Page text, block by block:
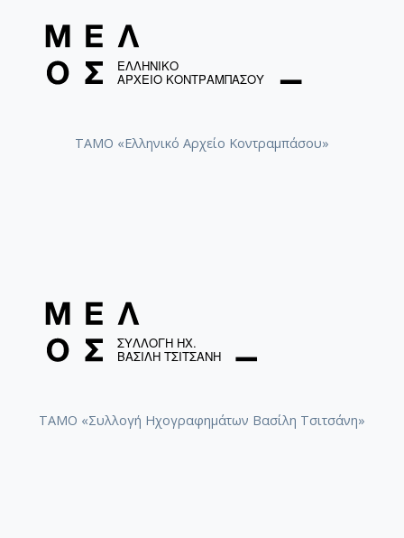
ΤΑΜΟ «Ελληνικό Αρχείο Κοντραμπάσου»
ΤΑΜΟ «Συλλογή Ηχογραφημάτων Βασίλη Τσιτσάνη»